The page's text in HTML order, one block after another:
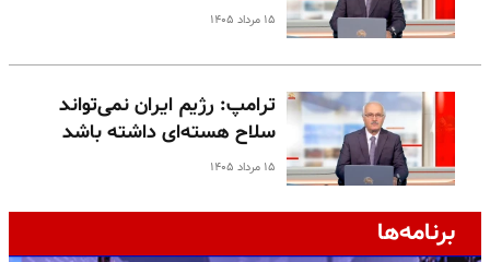
۱۵ مرداد ۱۴۰۵
ترامپ: رژیم ایران نمی‌تواند
سلاح هسته‌ای داشته باشد
۱۵ مرداد ۱۴۰۵
برنامه‌ها